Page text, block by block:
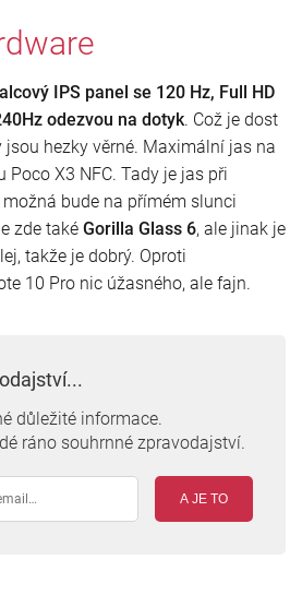
IPS panel se 120 Hz, Full HD
odezvou na dotyk. Což je dost
hezky věrné. Maximální jas na
Poco X3 NFC. Tady je jas při
bude na přímém slunci
zde také Gorilla Glass 6, ale jinak je
takže je dobrý. Oproti
10 Pro nic úžasného, ale fajn.
důležité informace.
ráno souhrnné zpravodajství.
A JE TO